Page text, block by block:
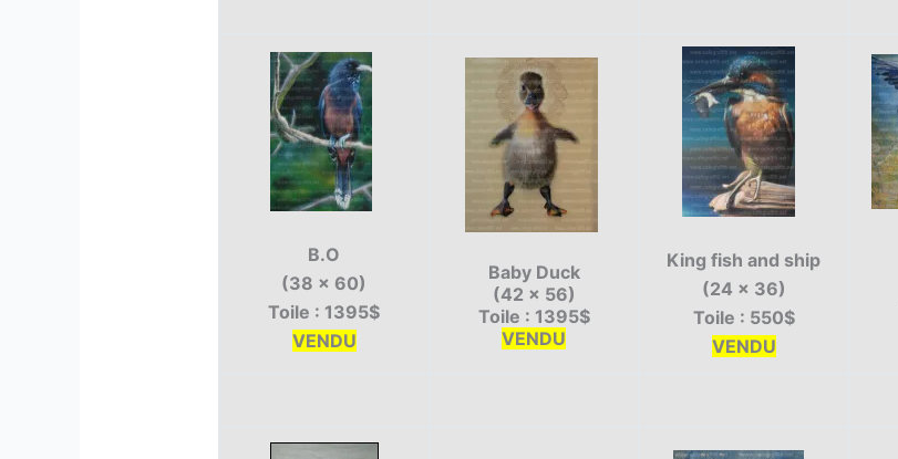
B.O
(38 x 60)
Toile : 1395$
VENDU
Baby Duck
(42 x 56)
Toile : 1395$
VENDU
King fish and ship
(24 x 36)
Toile : 550$
VENDU